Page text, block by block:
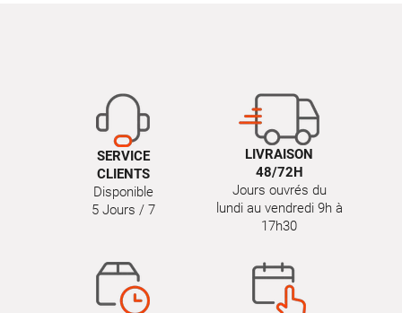
SERVICE
CLIENTS
Disponible
5 Jours / 7
LIVRAISON
48/72H
Jours ouvrés du
lundi au vendredi 9h à
17h30